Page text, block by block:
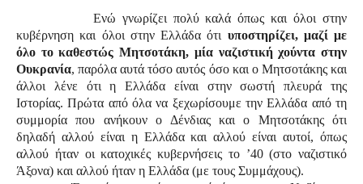
Ενώ γνωρίζει πολύ καλά όπως και όλοι στην
κυβέρνηση και όλοι στην Ελλάδα ότι υποστηρίζει, μαζί με
όλο το καθεστώς Μητσοτάκη, μία ναζιστική χούντα στην
Ουκρανία, παρόλα αυτά τόσο αυτός όσο και ο Μητσοτάκης και
άλλοι λένε ότι η Ελλάδα είναι στην σωστή πλευρά της
Ιστορίας. Πρώτα από όλα να ξεχωρίσουμε την Ελλάδα από τη
συμμορία που ανήκουν ο Δένδιας και ο Μητσοτάκης ότι
δηλαδή αλλού είναι η Ελλάδα και αλλού είναι αυτοί, όπως
αλλού ήταν οι κατοχικές κυβερνήσεις το ’40 (στο ναζιστικό
Άξονα) και αλλού ήταν η Ελλάδα (με τους Συμμάχους).